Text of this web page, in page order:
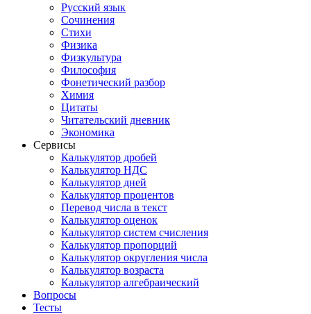
Русский язык
Сочинения
Стихи
Физика
Физкультура
Философия
Фонетический разбор
Химия
Цитаты
Читательский дневник
Экономика
Сервисы
Калькулятор дробей
Калькулятор НДС
Калькулятор дней
Калькулятор процентов
Перевод числа в текст
Калькулятор оценок
Калькулятор систем счисления
Калькулятор пропорций
Калькулятор округления числа
Калькулятор возраста
Калькулятор алгебраический
Вопросы
Тесты